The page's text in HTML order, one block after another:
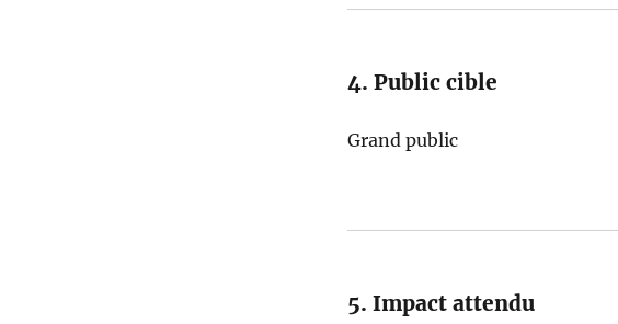
4. Public cible
Grand public
5. Impact attendu